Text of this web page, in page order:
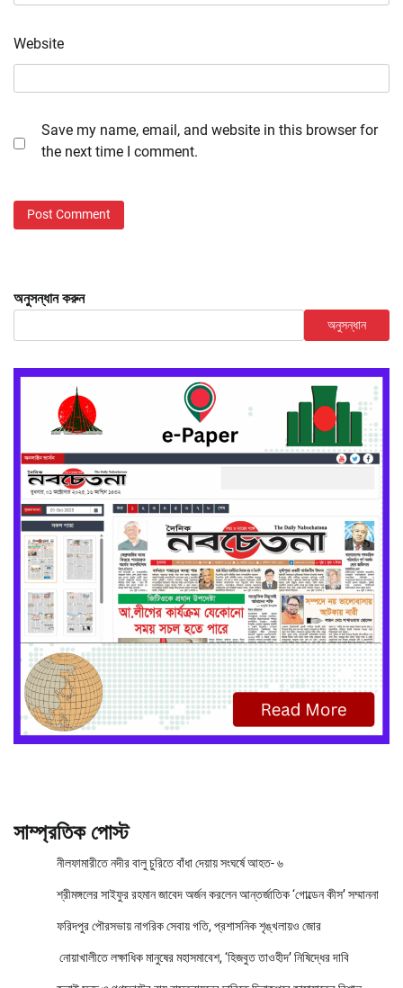
Website
Save my name, email, and website in this browser for
the next time I comment.
অনুসন্ধান করুন
অনুসন্ধান
সাম্প্রতিক পোস্ট
নীলফামারীতে নদীর বালু চুরিতে বাঁধা দেয়ায় সংঘর্ষে আহত- ৬
শ্রীমঙ্গলের সাইফুর রহমান জাবেদ অর্জন করলেন আন্তর্জাতিক ‘গোল্ডেন কীস’ সম্মাননা
ফরিদপুর পৌরসভায় নাগরিক সেবায় গতি, প্রশাসনিক শৃঙ্খলায়ও জোর
নোয়াখালীতে লক্ষাধিক মানুষের মহাসমাবেশ, ‘হিজবুত তাওহীদ’ নিষিদ্ধের দাবি